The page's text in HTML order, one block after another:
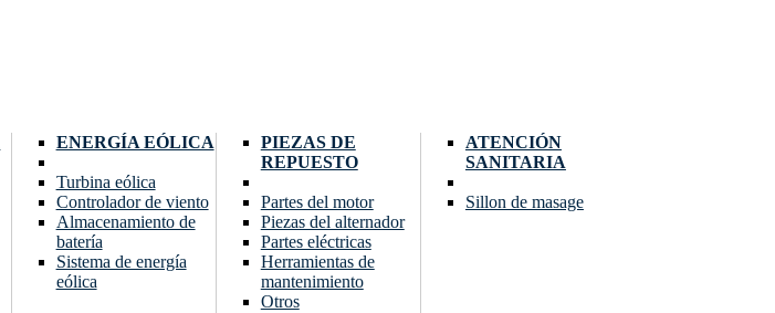
ENERGÍA EÓLICA
Turbina eólica
Controlador de viento
Almacenamiento de
batería
Sistema de energía
eólica
PIEZAS DE
REPUESTO
Partes del motor
Piezas del alternador
Partes eléctricas
Herramientas de
mantenimiento
Otros
ATENCIÓN
SANITARIA
Sillon de masage